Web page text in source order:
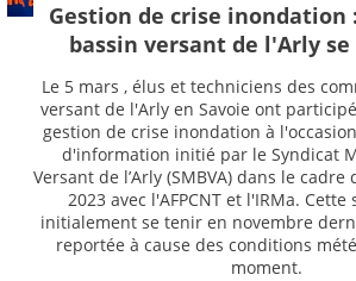
Gestion de crise inondation
bassin versant de l'Arly
Le 5 mars , élus et techniciens des
versant de l'Arly en Savoie ont
gestion de crise inondation à
d'information initié par le Syndicat
Versant de l’Arly (SMBVA) dans le
2023 avec l'AFPCNT et l'IRMa.
initialement se tenir en novembre
reportée à cause des conditions
moment.